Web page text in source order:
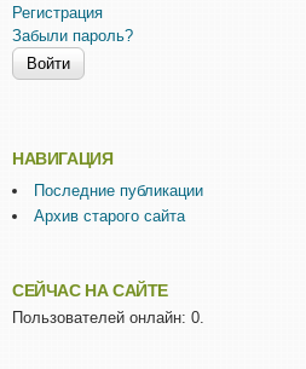
Регистрация
Забыли пароль?
НАВИГАЦИЯ
Последние публикации
Архив старого сайта
СЕЙЧАС НА САЙТЕ
Пользователей онлайн: 0.